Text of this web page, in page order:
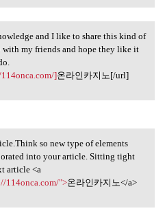
and I like
and I like to share this kind of
my friends and hope they like it
]온라인카지노[/url]
so new
so new type of elements
into your article. Sitting tight
article <a
114onca.com/">온라인카지노</a>